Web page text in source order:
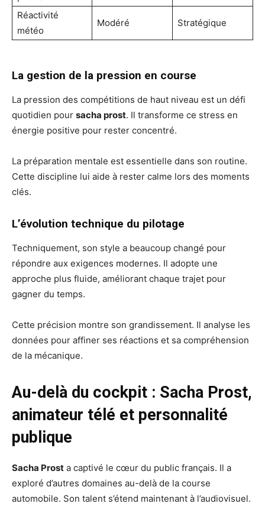
Réactivité
météo
Modéré Stratégique
La gestion de la pression en course
La pression des compétitions de haut niveau est un défi
quotidien pour sacha prost. Il transforme ce stress en
énergie positive pour rester concentré.
La préparation mentale est essentielle dans son routine.
Cette discipline lui aide à rester calme lors des moments
clés.
L’évolution technique du pilotage
Techniquement, son style a beaucoup changé pour
répondre aux exigences modernes. Il adopte une
approche plus fluide, améliorant chaque trajet pour
gagner du temps.
Cette précision montre son grandissement. Il analyse les
données pour affiner ses réactions et sa compréhension
de la mécanique.
Au-delà du cockpit : Sacha Prost,
animateur télé et personnalité
publique
Sacha Prost a captivé le cœur du public français. Il a
exploré d’autres domaines au-delà de la course
automobile. Son talent s’étend maintenant à l’audiovisuel.